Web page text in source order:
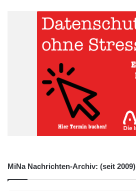
MiNa Nachrichten-Archiv: (seit 2009)